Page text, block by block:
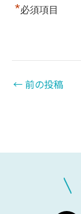
*必須項目
←前の投稿